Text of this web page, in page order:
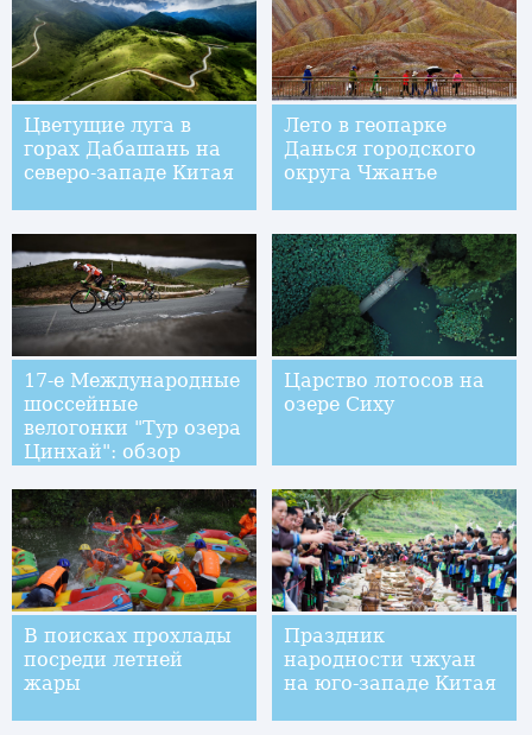
Цветущие луга в
горах Дабашань на
северо-западе Китая
Лето в геопарке
Данься городского
округа Чжанъе
17-е Международные
шоссейные
велогонки "Тур озера
Цинхай": обзор
Царство лотосов на
озере Сиху
В поисках прохлады
посреди летней
жары
Праздник
народности чжуан
на юго-западе Китая